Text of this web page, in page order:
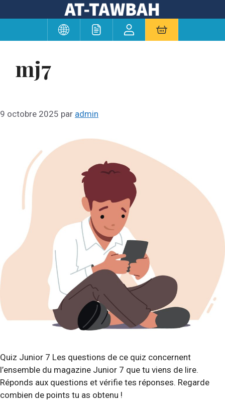
au
mj7
9 octobre 2025 par admin
Quiz Junior 7 Les questions de ce quiz concernent
l’ensemble du magazine Junior 7 que tu viens de lire.
Réponds aux questions et vérifie tes réponses. Regarde
combien de points tu as obtenu !